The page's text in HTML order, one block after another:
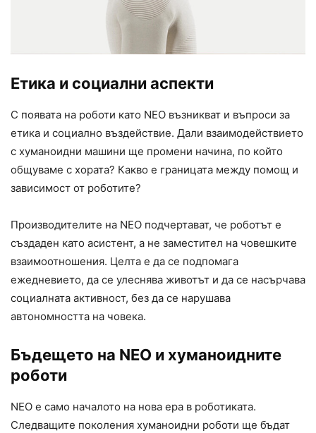
Етика и социални аспекти
С появата на роботи като NEO възникват и въпроси за
етика и социално въздействие. Дали взаимодействието
с хуманоидни машини ще промени начина, по който
общуваме с хората? Какво е границата между помощ и
зависимост от роботите?
Производителите на NEO подчертават, че роботът е
създаден като асистент, а не заместител на човешките
взаимоотношения. Целта е да се подпомага
ежедневието, да се улеснява животът и да се насърчава
социалната активност, без да се нарушава
автономността на човека.
Бъдещето на NEO и хуманоидните
роботи
NEO е само началото на нова ера в роботиката.
Следващите поколения хуманоидни роботи ще бъдат